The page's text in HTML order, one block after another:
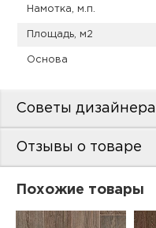
Намотка, м.п.
Площадь, м2
Основа
Советы дизайнера
Отзывы о товаре
Похожие товары